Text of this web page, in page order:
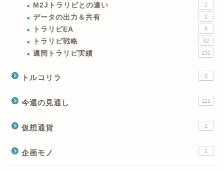
M2Jトラリピとの違い 2
データの出力＆共有 2
トラリピEA 8
トラリピ戦略 32
週間トラリピ実績 232
トルコリラ 3
今週の見通し 121
仮想通貨 2
企画モノ 2